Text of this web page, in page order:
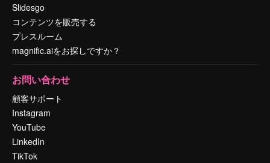
Slidesgo
コンテンツを販売する
プレスルーム
magnific.aiをお探しですか？
お問い合わせ
顧客サポート
Instagram
YouTube
LinkedIn
TikTok